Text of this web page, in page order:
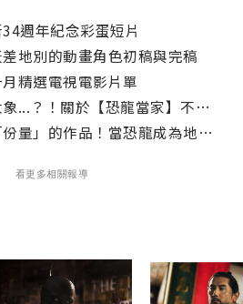
週年紀念彩蛋短片
地別的動畫角色初稿與完稿
精選電視電影片單
關於【恐龍當家】不為人知的小秘密
！當恐龍成為地球霸主，世界完全不一樣了！
看更多相關報導